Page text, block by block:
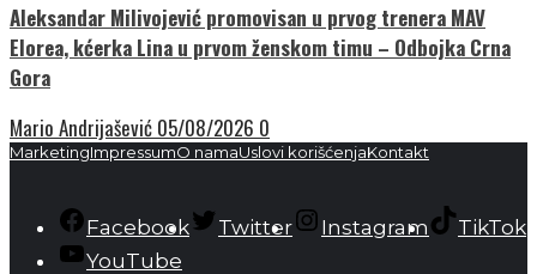
Aleksandar Milivojević promovisan u prvog trenera MAV
Elorea, kćerka Lina u prvom ženskom timu – Odbojka Crna
Gora
Mario Andrijašević 05/08/2026 0
MarketingImpressumO namaUslovi korišćenjaKontakt
Facebook Twitter Instagram
TikTok
YouTube